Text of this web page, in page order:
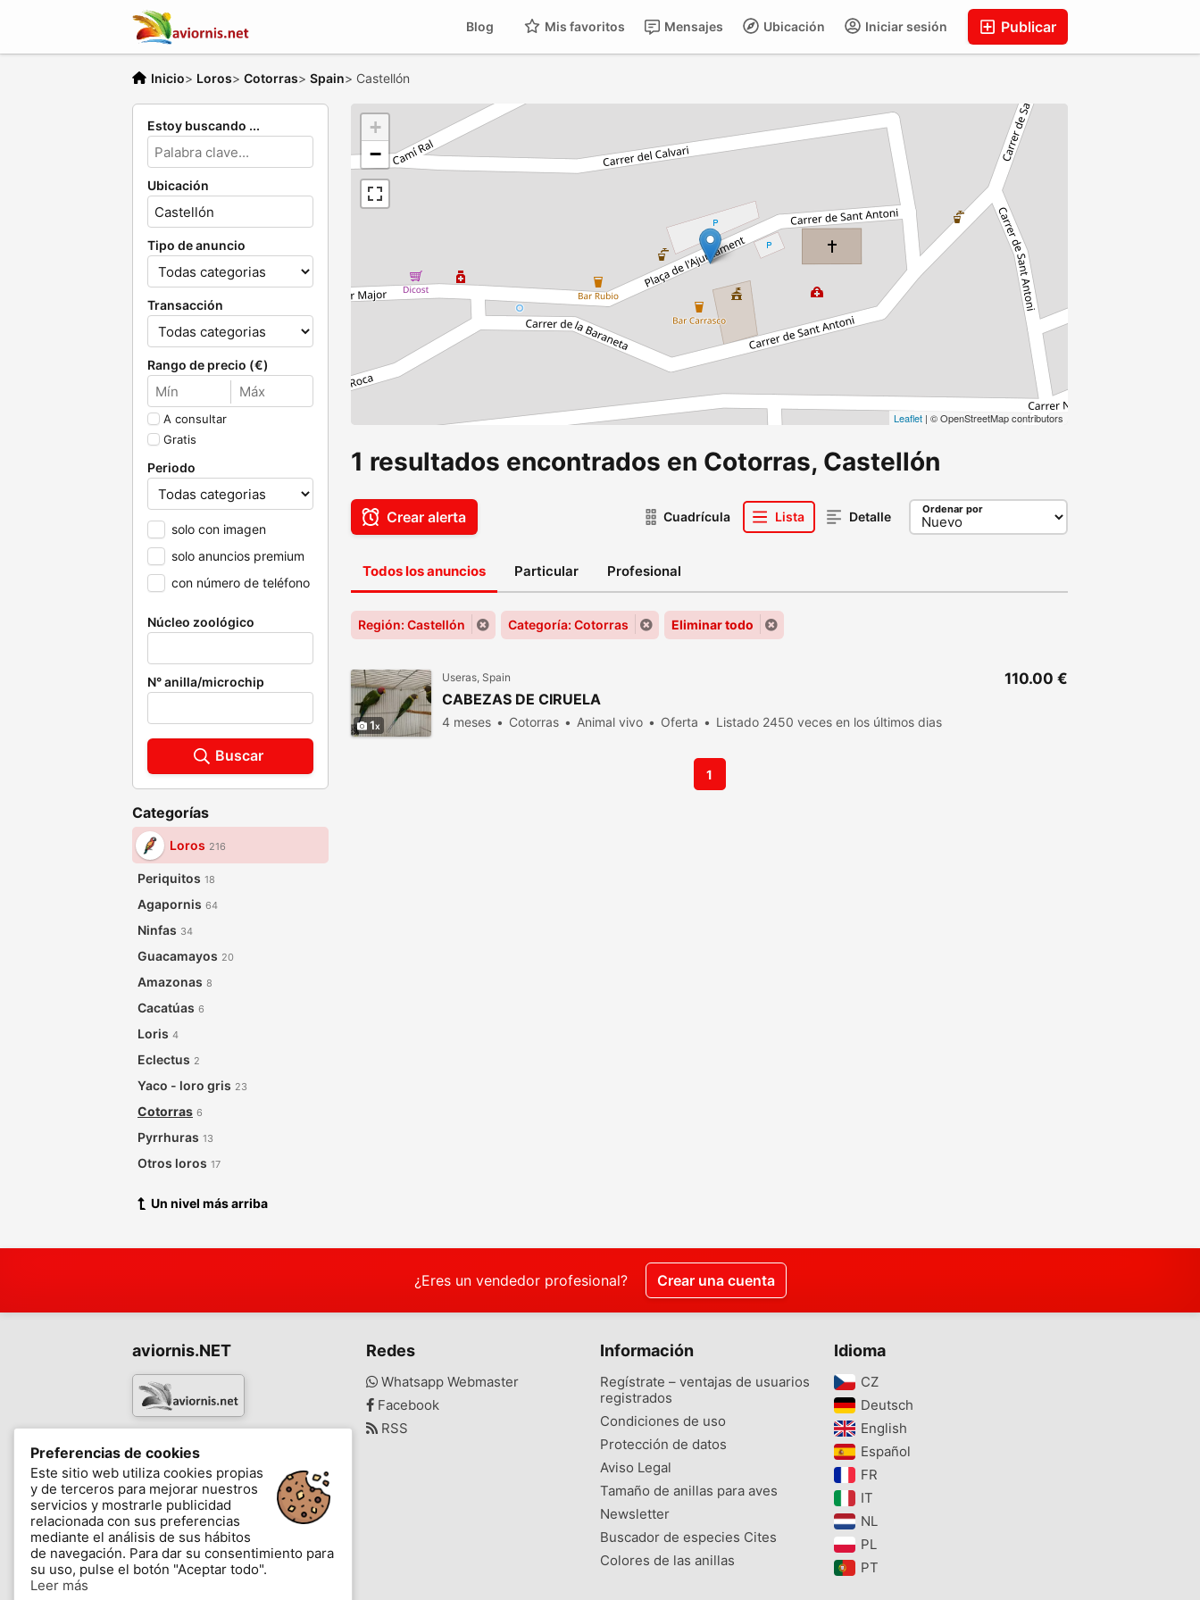
Publicar
Iniciar sesión
Ubicación
Mensajes
Mis favoritos
Blog
Inicio> Loros> Cotorras> Spain> Castellón
Estoy buscando ...
Ubicación
Tipo de anuncio
Transacción
Rango de precio (€)
A consultar
Gratis
Periodo
solo con imagen
solo anuncios premium
con número de teléfono
Núcleo zoológico
N° anilla/microchip
Buscar
Categorías
Loros 216
Periquitos 18
Agapornis 64
Ninfas 34
Guacamayos 20
Amazonas 8
Cacatúas 6
Loris 4
Eclectus 2
Yaco - loro gris 23
Cotorras 6
Pyrrhuras 13
Otros loros 17
Un nivel más arriba
+
−
Leaflet | © OpenStreetMap contributors
1 resultados encontrados en Cotorras, Castellón
Crear alerta Cuadrícula Lista Detalle Ordenar por
Todos los anuncios Particular Profesional
Región: Castellón Categoría: Cotorras Eliminar todo
1
Useras, Spain
CABEZAS DE CIRUELA
4 meses Cotorras Animal vivo Oferta Listado 2450 veces en los últimos dias
110.00 €
1
¿Eres un vendedor profesional? Crear una cuenta
aviornis.NET
-
Mensajes Mis favoritos Blog
Redes
Whatsapp Webmaster
Facebook
RSS
Información
Regístrate – ventajas de usuarios
registrados
Condiciones de uso
Protección de datos
Aviso Legal
Tamaño de anillas para aves
Newsletter
Buscador de especies Cites
Colores de las anillas
Idioma
CZ‎
Deutsch‎
English‎
Español‎
FR‎
IT‎
NL‎
PL‎
PT‎
Preferencias de cookies
Este sitio web utiliza cookies propias
y de terceros para mejorar nuestros
servicios y mostrarle publicidad
relacionada con sus preferencias
mediante el análisis de sus hábitos
de navegación. Para dar su consentimiento para
su uso, pulse el botón "Aceptar todo".
Leer más